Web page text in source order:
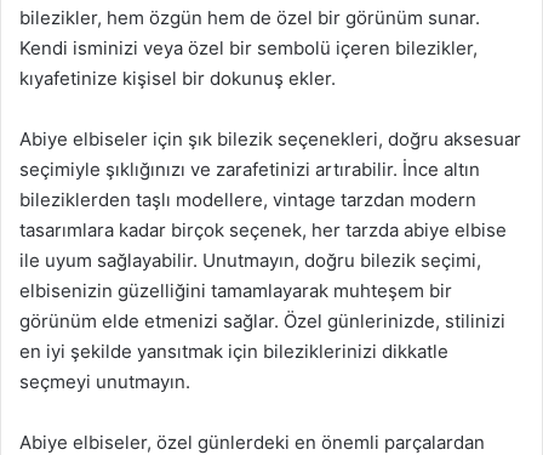
bilezikler, hem özgün hem de özel bir görünüm sunar.
Kendi isminizi veya özel bir sembolü içeren bilezikler,
kıyafetinize kişisel bir dokunuş ekler.
Abiye elbiseler için şık bilezik seçenekleri, doğru aksesuar
seçimiyle şıklığınızı ve zarafetinizi artırabilir. İnce altın
bileziklerden taşlı modellere, vintage tarzdan modern
tasarımlara kadar birçok seçenek, her tarzda abiye elbise
ile uyum sağlayabilir. Unutmayın, doğru bilezik seçimi,
elbisenizin güzelliğini tamamlayarak muhteşem bir
görünüm elde etmenizi sağlar. Özel günlerinizde, stilinizi
en iyi şekilde yansıtmak için bileziklerinizi dikkatle
seçmeyi unutmayın.
Abiye elbiseler, özel günlerdeki en önemli parçalardan